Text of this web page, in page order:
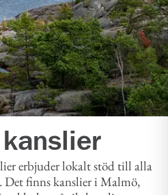
erbjuder lokalt stöd till alla
Det finns kanslier i Malmö,